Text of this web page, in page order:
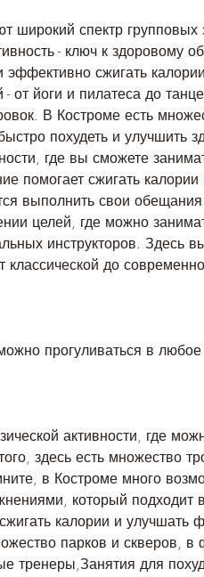
широкий спектр групповых
- ключ к здоровому
эффективно сжигать
от йоги и пилатеса до
В Костроме есть
похудеть и улучшить
где вы сможете
помогает сжигать калории
выполнить свои
целей, где можно
инструкторов. Здесь
классической до
прогуливаться в
активности, где
здесь есть множество
в Костроме много
который подходит
калории и улучшать
парков и скверов, в
тренеры,Занятия для